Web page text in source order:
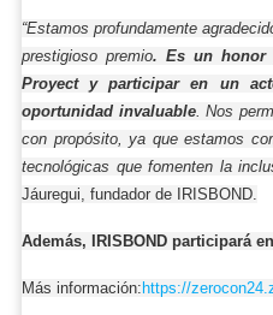
“Estamos profundamente
prestigioso premio. Es un honor
Proyect y participar en un
oportunidad invaluable. Nos
con propósito, ya que estamos
tecnológicas que fomenten la
Jáuregui, fundador de IRISBOND.
Además, IRISBOND participará
Más información: https://zerocon24.